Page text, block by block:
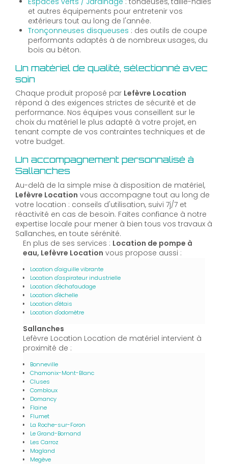
et autres équipements pour entretenir vos
extérieurs tout au long de l'année.
Tronçonneuses disqueuses : des outils de coupe
performants adaptés à de nombreux usages, du
bois au béton.
Un matériel de qualité, sélectionné avec
soin
Chaque produit proposé par Lefèvre Location
répond à des exigences strictes de sécurité et de
performance. Nos équipes vous conseillent sur le
choix du matériel le plus adapté à votre projet, en
tenant compte de vos contraintes techniques et de
votre budget.
Un accompagnement personnalisé à
Sallanches
Au-delà de la simple mise à disposition de matériel,
Lefèvre Location vous accompagne tout au long de
votre location : conseils d'utilisation, suivi 7j/7 et
réactivité en cas de besoin. Faites confiance à notre
expertise locale pour mener à bien tous vos travaux à
Sallanches, en toute sérénité.
En plus de ses services : Location de pompe à
eau, Lefèvre Location vous propose aussi :
Location d'aiguille vibrante
Location d'aspirateur industrielle
Location d'échafaudage
Location d'échelle
Location d'étais
Location d'odomètre
Sallanches
Lefèvre Location Location de matériel intervient à
proximité de :
Bonneville
Chamonix-Mont-Blanc
Cluses
Combloux
Domancy
Flaine
Flumet
La Roche-sur-Foron
Le Grand-Bornand
Les Carroz
Magland
Megève